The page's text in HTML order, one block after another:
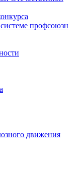
профсоюзн
движения